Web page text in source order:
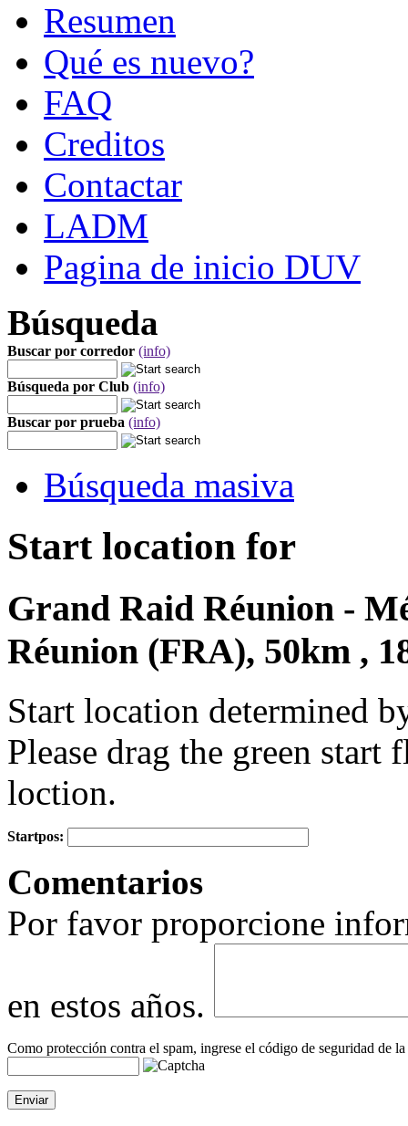
Resumen
Qué es nuevo?
FAQ
Creditos
Contactar
LADM
Pagina de inicio DUV
Búsqueda
Buscar por corredor (info)
Búsqueda por Club (info)
Buscar por prueba (info)
Búsqueda masiva
Start location for
Grand Raid Réunion -
Réunion (FRA), 50km ,
Start location determined
Please drag the green start
loction.
−
Startpos:
Comentarios
Por favor proporcione
en estos años.
Como protección contra el spam, ingrese el código de seguridad de